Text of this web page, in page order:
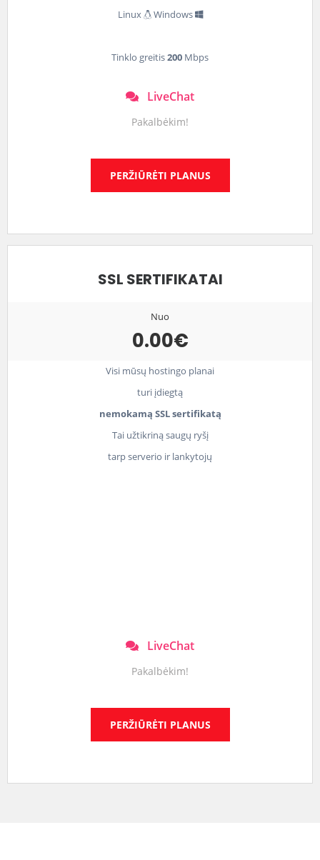
Linux Windows
Tinklo greitis200 Mbps
LiveChat
Pakalbėkim!
PERŽIŪRĖTI PLANUS
SSL SERTIFIKATAI
Nuo
0.00€
Visi mūsų hostingo planai
turi įdiegtą
nemokamą SSL sertifikatą
Tai užtikriną saugų ryšį
tarp serverio ir lankytojų
LiveChat
Pakalbėkim!
PERŽIŪRĖTI PLANUS